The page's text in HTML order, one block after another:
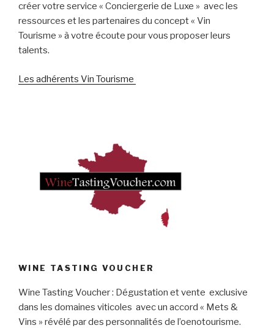
créer votre service « Conciergerie de Luxe » avec les
ressources et les partenaires du concept « Vin
Tourisme » à votre écoute pour vous proposer leurs
talents.
Les adhérents Vin Tourisme
WINE TASTING VOUCHER
Wine Tasting Voucher : Dégustation et vente exclusive
dans les domaines viticoles avec un accord « Mets &
Vins » révélé par des personnalités de l’oenotourisme.